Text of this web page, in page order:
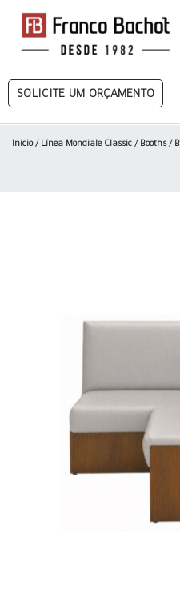
SOLICITE UM ORÇAMENTO
Inicio/ Línea Mondiale Classic / Booths/